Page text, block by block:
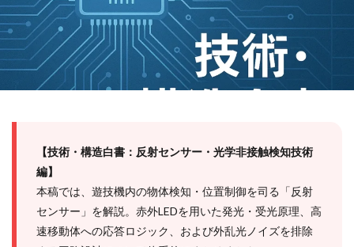
【技術・構造白書：反射センサー・光学非接触検知技術
編】
本稿では、遊技機内の物体検知・位置制御を司る「反射
センサー」を解説。赤外LEDを用いた発光・受光原理、高
速移動体への応答ロジック、および外乱光ノイズを排除